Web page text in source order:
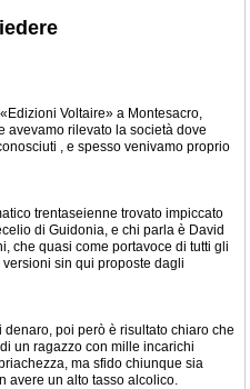
Voltaire» a Montesacro,
avevamo rilevato la società dove
, e spesso venivamo proprio
trentaseienne trovato impiccato
di Guidonia, e chi parla è David
che quasi come portavoce di tutti gli
sin qui proposte dagli
poi però è risultato chiaro che
un ragazzo con mille incarichi
ma sfido chiunque sia
avere un alto tasso alcolico.